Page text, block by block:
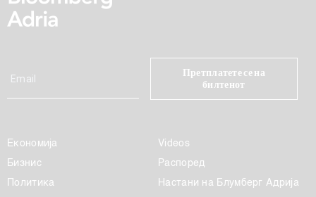
Претплатете се на
билтенот
Економија
Бизнис
Политика
Videos
Распоред
Настани на Блумберг Адрија